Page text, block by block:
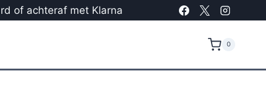
of achteraf met Klarna
0